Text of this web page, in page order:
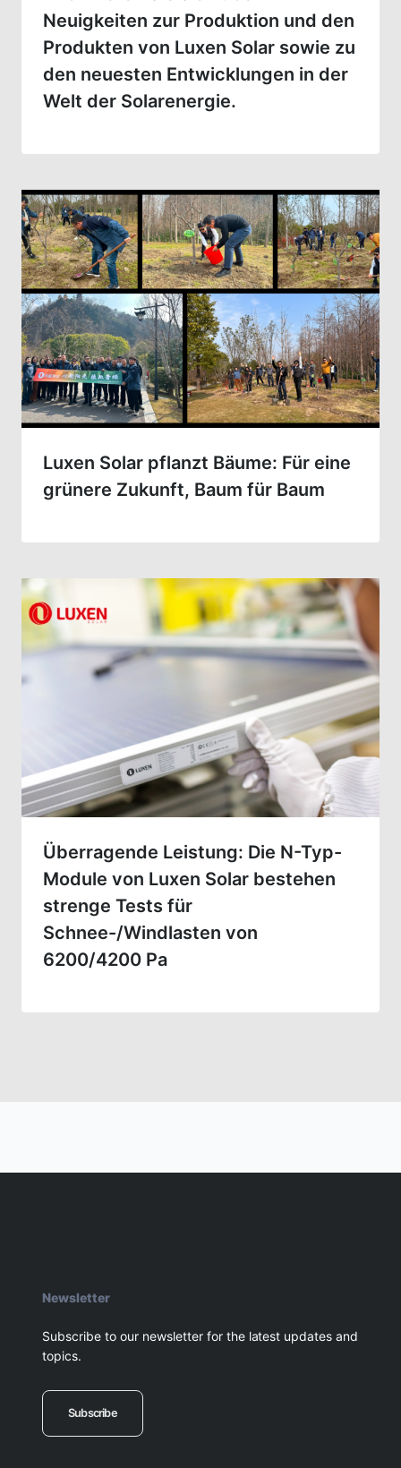
Neuigkeiten zur Produktion und den
Produkten von Luxen Solar sowie zu
den neuesten Entwicklungen in der
Welt der Solarenergie.
Luxen Solar pflanzt Bäume: Für eine
grünere Zukunft, Baum für Baum
Überragende Leistung: Die N-Typ-
Module von Luxen Solar bestehen
strenge Tests für
Schnee-/Windlasten von
6200/4200 Pa
Newsletter
Subscribe to our newsletter for the latest updates and
topics.
Subscribe